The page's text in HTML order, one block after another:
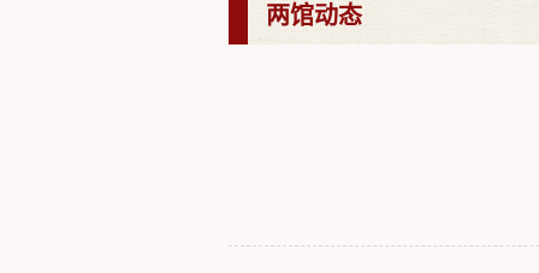
两馆动态